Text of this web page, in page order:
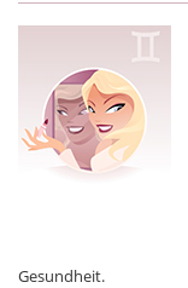
Gesundheit.